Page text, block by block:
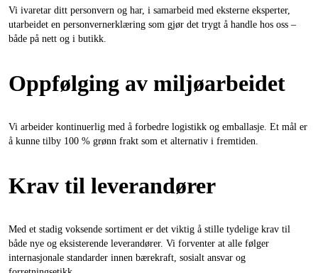
Vi ivaretar ditt personvern og har, i samarbeid med eksterne eksperter,
utarbeidet en personvernerklæring som gjør det trygt å handle hos oss –
både på nett og i butikk.
Oppfølging av miljøarbeidet
Vi arbeider kontinuerlig med å forbedre logistikk og emballasje. Et mål er
å kunne tilby 100 % grønn frakt som et alternativ i fremtiden.
Krav til leverandører
Med et stadig voksende sortiment er det viktig å stille tydelige krav til
både nye og eksisterende leverandører. Vi forventer at alle følger
internasjonale standarder innen bærekraft, sosialt ansvar og